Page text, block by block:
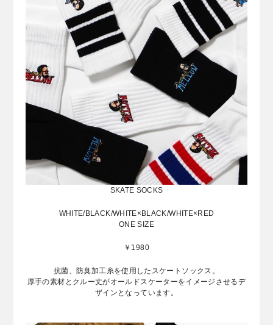
SKATE SOCKS
WHITE/BLACK/WHITE×BLACK/WHITE×RED
ONE SIZE
￥1980
抗菌、防臭加工糸を使用したスケートソックス。
厚手の素材とクルー丈がオールドスケーターをイメージさせるデ
ザインとなっています。